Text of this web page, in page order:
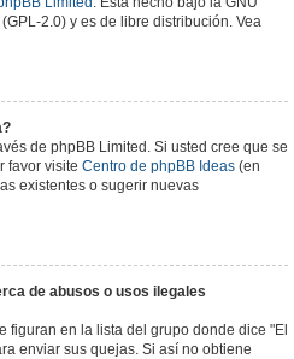
2.0) y es de libre distribución. Vea
de phpBB Limited. Si usted cree que se
favor visite Centro de phpBB Ideas (en
existentes o sugerir nuevas
de abusos o usos ilegales
figuran en la lista del grupo donde dice "El
enviar sus quejas. Si así no obtiene